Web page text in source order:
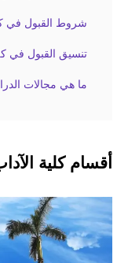
شروط القبول في
تنسيق القبول في
ما هي مجالات
أقسام كلية